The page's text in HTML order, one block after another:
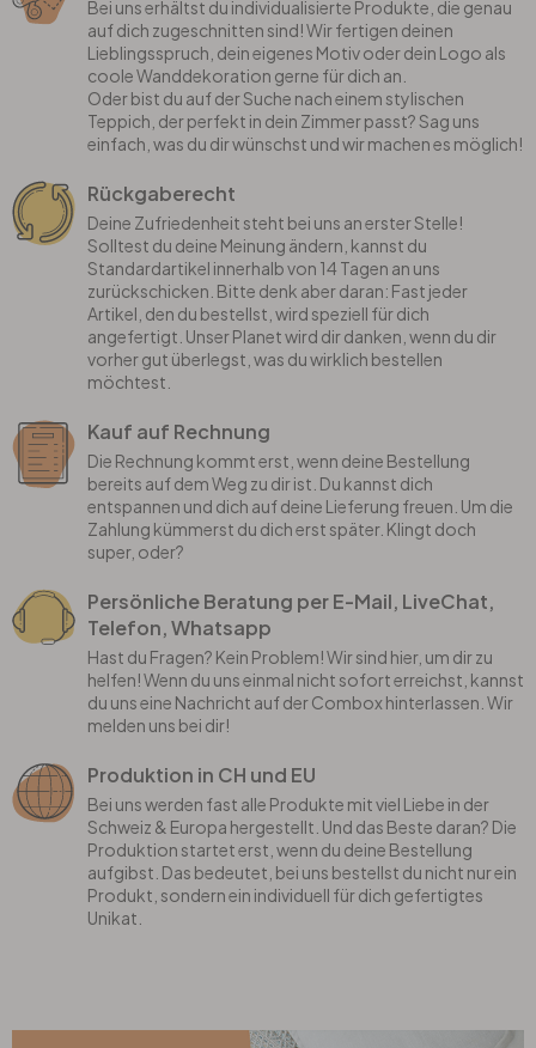
Bei uns erhältst du individualisierte Produkte, die genau
auf dich zugeschnitten sind! Wir fertigen deinen
Lieblingsspruch, dein eigenes Motiv oder dein Logo als
coole Wanddekoration gerne für dich an.
Oder bist du auf der Suche nach einem stylischen
Teppich, der perfekt in dein Zimmer passt? Sag uns
einfach, was du dir wünschst und wir machen es möglich!
Rückgaberecht
Deine Zufriedenheit steht bei uns an erster Stelle!
Solltest du deine Meinung ändern, kannst du
Standardartikel innerhalb von 14 Tagen an uns
zurückschicken. Bitte denk aber daran: Fast jeder
Artikel, den du bestellst, wird speziell für dich
angefertigt. Unser Planet wird dir danken, wenn du dir
vorher gut überlegst, was du wirklich bestellen
möchtest.
Kauf auf Rechnung
Die Rechnung kommt erst, wenn deine Bestellung
bereits auf dem Weg zu dir ist. Du kannst dich
entspannen und dich auf deine Lieferung freuen. Um die
Zahlung kümmerst du dich erst später. Klingt doch
super, oder?
Persönliche Beratung per E-Mail, LiveChat,
Telefon, Whatsapp
Hast du Fragen? Kein Problem! Wir sind hier, um dir zu
helfen! Wenn du uns einmal nicht sofort erreichst, kannst
du uns eine Nachricht auf der Combox hinterlassen. Wir
melden uns bei dir!
Produktion in CH und EU
Bei uns werden fast alle Produkte mit viel Liebe in der
Schweiz & Europa hergestellt. Und das Beste daran? Die
Produktion startet erst, wenn du deine Bestellung
aufgibst. Das bedeutet, bei uns bestellst du nicht nur ein
Produkt, sondern ein individuell für dich gefertigtes
Unikat.